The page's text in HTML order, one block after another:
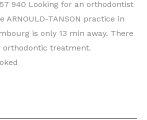
940 Looking for an orthodontist
ARNOULD-TANSON practice in
is only 13 min away. There
orthodontic treatment.